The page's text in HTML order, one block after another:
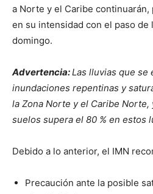
a Norte y el Caribe
en su intensidad con el paso de
domingo.
Advertencia:Las lluvias que se
inundaciones repentinas y
la Zona Norte y el Caribe Norte,
suelos supera el 80 % en estos
Debido a lo anterior, el IMN
Precaución ante la posible